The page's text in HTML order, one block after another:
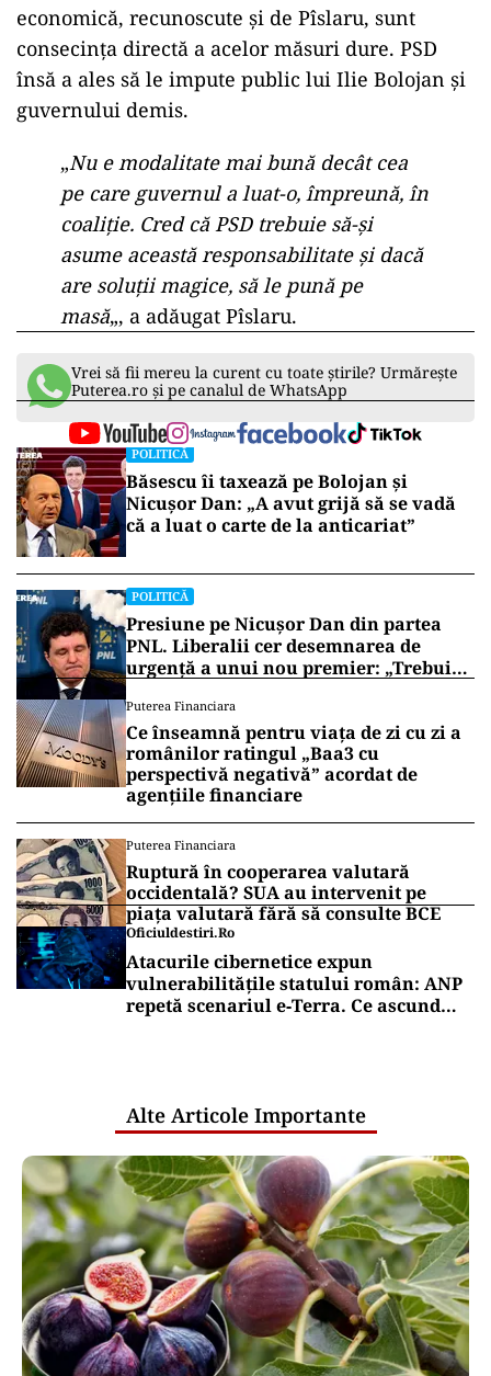
economică, recunoscute și de Pîslaru, sunt
consecința directă a acelor măsuri dure. PSD
însă a ales să le impute public lui Ilie Bolojan și
guvernului demis.
„Nu e modalitate mai bună decât cea
pe care guvernul a luat-o, împreună, în
coaliție. Cred că PSD trebuie să-și
asume această responsabilitate și dacă
are soluții magice, să le pună pe
masă„, a adăugat Pîslaru.
Vrei să fii mereu la curent cu toate știrile? Urmărește
Puterea.ro și pe canalul de WhatsApp
POLITICĂ
Băsescu îi taxează pe Bolojan și
Nicușor Dan: „A avut grijă să se vadă
că a luat o carte de la anticariat”
POLITICĂ
Presiune pe Nicușor Dan din partea
PNL. Liberalii cer desemnarea de
urgență a unui nou premier: „Trebuie
Puterea Financiara
Ce înseamnă pentru viața de zi cu zi a
românilor ratingul „Baa3 cu
perspectivă negativă” acordat de
agențiile financiare
Puterea Financiara
Ruptură în cooperarea valutară
occidentală? SUA au intervenit pe
piața valutară fără să consulte BCE
Oficiuldestiri.ro
Atacurile cibernetice expun
vulnerabilitățile statului român: ANP
repetă scenariul e‑Terra. Ce ascund
Alte Articole Importante